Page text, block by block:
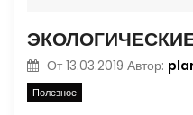
От 13.03.2019 Автор:
Полезное